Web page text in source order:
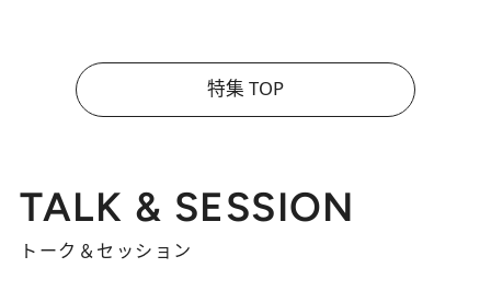
特集 TOP
TALK & SESSION
トーク＆セッション